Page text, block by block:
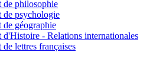
de philosophie
de psychologie
de géographie
d'Histoire - Relations internationales
de lettres françaises